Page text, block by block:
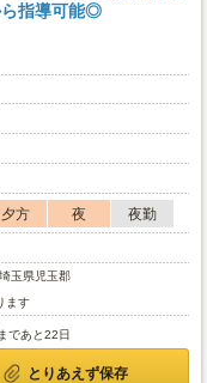
指導可能◎
夕方 夜
夜勤
玉県児玉郡
ます
であと22日
とりあえず保存